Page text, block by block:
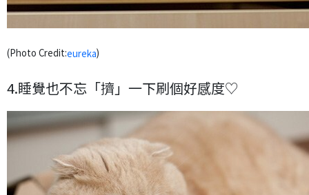
(Photo Credit:eureka)
4.睡覺也不忘「擠」一下刷個好感度♡